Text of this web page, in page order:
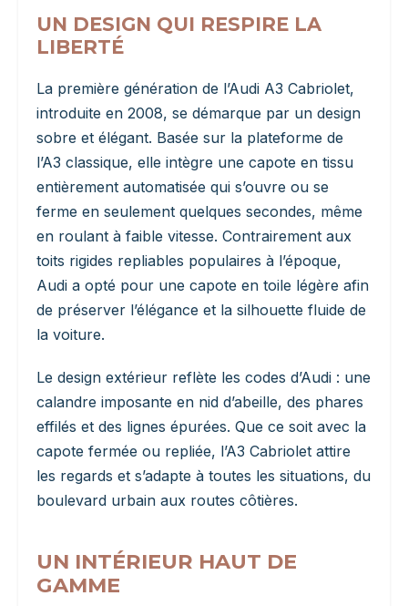
UN DESIGN QUI RESPIRE LA
LIBERTÉ
La première génération de l’Audi A3 Cabriolet,
introduite en 2008, se démarque par un design
sobre et élégant. Basée sur la plateforme de
l’A3 classique, elle intègre une capote en tissu
entièrement automatisée qui s’ouvre ou se
ferme en seulement quelques secondes, même
en roulant à faible vitesse. Contrairement aux
toits rigides repliables populaires à l’époque,
Audi a opté pour une capote en toile légère afin
de préserver l’élégance et la silhouette fluide de
la voiture.
Le design extérieur reflète les codes d’Audi : une
calandre imposante en nid d’abeille, des phares
effilés et des lignes épurées. Que ce soit avec la
capote fermée ou repliée, l’A3 Cabriolet attire
les regards et s’adapte à toutes les situations, du
boulevard urbain aux routes côtières.
UN INTÉRIEUR HAUT DE
GAMME